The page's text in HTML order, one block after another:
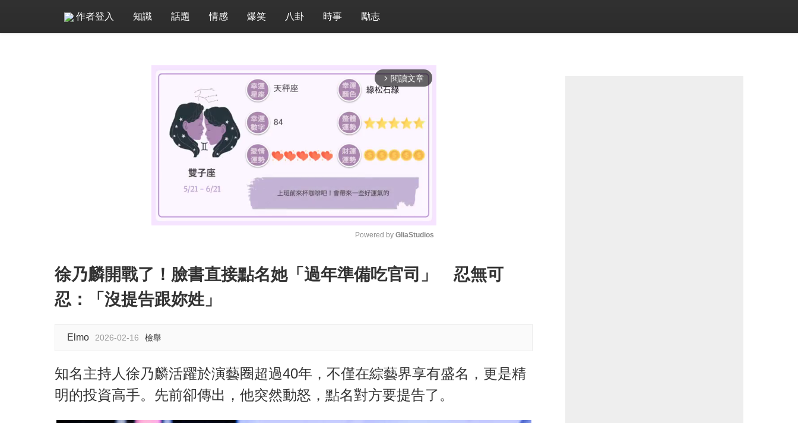
作者登入 知識 話題 情感 爆笑 八卦 時事 勵志
arrow_forward_ios 閱讀文章
M
u
Powered by GliaStudios
徐乃麟開戰了！臉書直接點名她「過年準備吃官司」 忍無可
忍：「沒提告跟妳姓」
Elmo 2026-02-16 檢舉
知名主持人徐乃麟活躍於演藝圈超過40年，不僅在綜藝界享有盛名，更是精
明的投資高手。先前卻傳出，他突然動怒，點名對方要提告了。